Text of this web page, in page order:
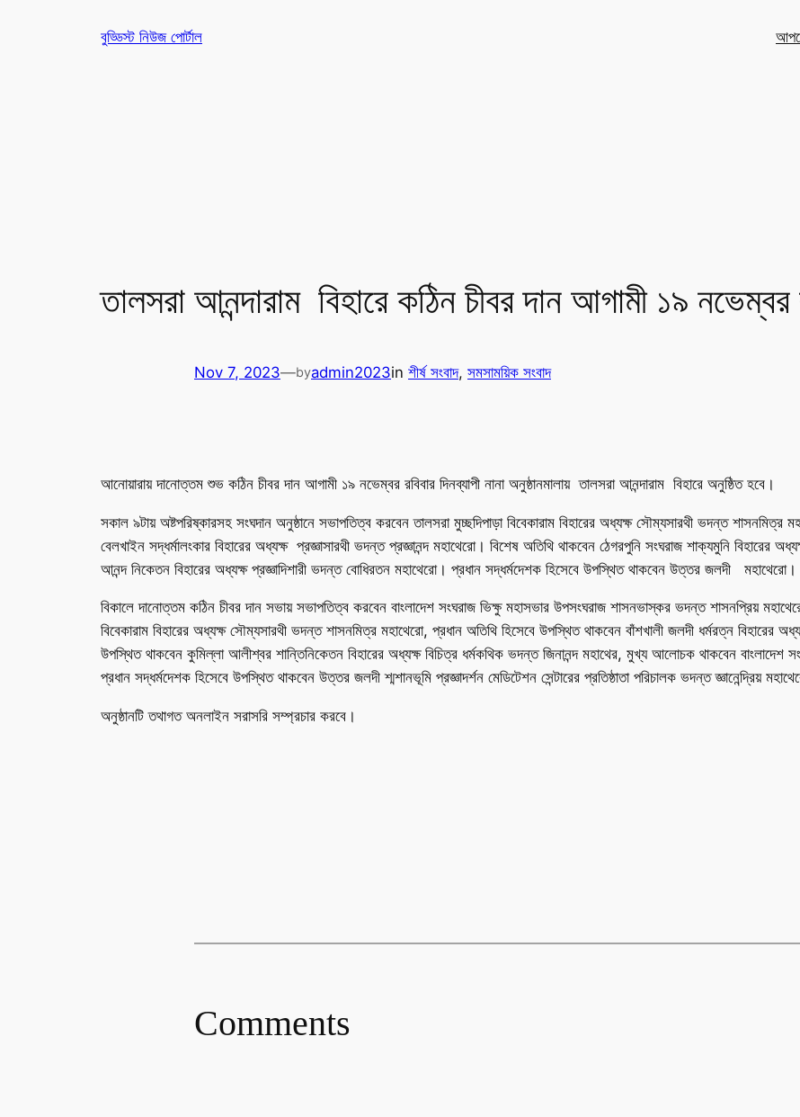
বুড্ডিস্ট নিউজ পোর্টাল
তালসরা আনন্দারাম বিহারে কঠিন চীবর দান আগামী ১৯ নভেম্বর
Nov 7, 2023—byadmin2023in শীর্ষ সংবাদ, সমসাময়িক সংবাদ
আনোয়ারায় দানোত্তম শুভ কঠিন চীবর দান আগামী ১৯ নভেম্বর রবিবার দিনব্যাপী নানা অনুষ্ঠানমালায় তালসরা আনন্দারাম বিহারে অনুষ্ঠিত হবে।
সকাল ৯টায় অষ্টপরিষ্কারসহ সংঘদান অনুষ্ঠানে সভাপতিত্ব করবেন তালসরা মুচ্ছদিপাড়া বিবেকারাম বিহারের অধ্যক্ষ সৌম্যসারথী ভদন্ত শাসনমিত্র
বেলখাইন সদ্ধর্মালংকার বিহারের অধ্যক্ষ প্রজ্ঞাসারথী ভদন্ত প্রজ্ঞানন্দ মহাথেরো। বিশেষ অতিথি থাকবেন ঠেগরপুনি সংঘরাজ শাক্যমুনি
আনন্দ নিকেতন বিহারের অধ্যক্ষ প্রজ্ঞাদিশারী ভদন্ত বোধিরতন মহাথেরো। প্রধান সদ্ধর্মদেশক হিসেবে উপস্থিত থাকবেন উত্তর জলদী মহাথেরো।
বিকালে দানোত্তম কঠিন চীবর দান সভায় সভাপতিত্ব করবেন বাংলাদেশ সংঘরাজ ভিক্ষু মহাসভার উপসংঘরাজ শাসনভাস্কর ভদন্ত শাসনপ্রিয়
বিবেকারাম বিহারের অধ্যক্ষ সৌম্যসারথী ভদন্ত শাসনমিত্র মহাথেরো, প্রধান অতিথি হিসেবে উপস্থিত থাকবেন বাঁশখালী জলদী ধর্মরত্ন বিহারের
উপস্থিত থাকবেন কুমিল্লা আলীশ্বর শান্তিনিকেতন বিহারের অধ্যক্ষ বিচিত্র ধর্মকথিক ভদন্ত জিনানন্দ মহাথের, মুখ্য আলোচক থাকবেন বাংলাদেশ
প্রধান সদ্ধর্মদেশক হিসেবে উপস্থিত থাকবেন উত্তর জলদী শ্মশানভূমি প্রজ্ঞাদর্শন মেডিটেশন সেন্টারের প্রতিষ্ঠাতা পরিচালক ভদন্ত জ্ঞানেন্দ্রিয়
অনুষ্ঠানটি তথাগত অনলাইন সরাসরি সম্প্রচার করবে।
Comments